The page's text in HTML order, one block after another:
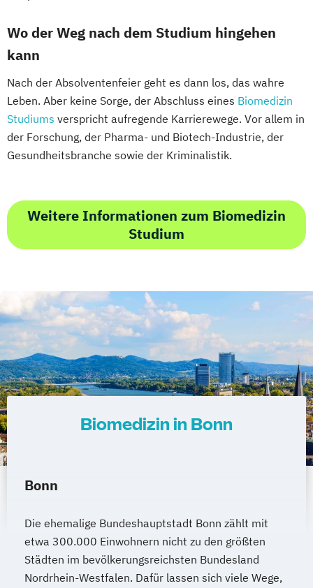
Wo der Weg nach dem Studium hingehen
kann
Nach der Absolventenfeier geht es dann los, das wahre
Leben. Aber keine Sorge, der Abschluss eines Biomedizin
Studiums verspricht aufregende Karrierewege. Vor allem in
der Forschung, der Pharma- und Biotech-Industrie, der
Gesundheitsbranche sowie der Kriminalistik.
Weitere Informationen zum Biomedizin
Studium
Biomedizin in Bonn
Bonn
Die ehemalige Bundeshauptstadt Bonn zählt mit
etwa 300.000 Einwohnern nicht zu den größten
Städten im bevölkerungsreichsten Bundesland
Nordrhein-Westfalen. Dafür lassen sich viele Wege,